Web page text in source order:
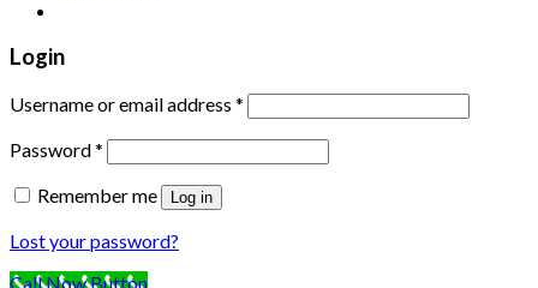
Login
Username or email address *
Password*
Remember me
Log in
Lost your password?
Call Now Button